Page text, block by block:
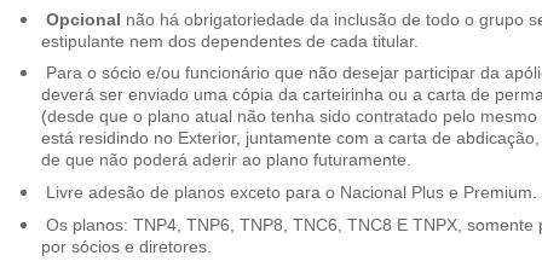
Opcional não há obrigatoriedade da inclusão de todo o grupo
estipulante nem dos dependentes de cada titular.
Para o sócio e/ou funcionário que não desejar participar da
deverá ser enviado uma cópia da carteirinha ou a carta de
(desde que o plano atual não tenha sido contratado pelo
está residindo no Exterior, juntamente com a carta de
de que não poderá aderir ao plano futuramente.
Livre adesão de planos exceto para o Nacional Plus e Premium.
Os planos: TNP4, TNP6, TNP8, TNC6, TNC8 E TNPX,
por sócios e diretores.